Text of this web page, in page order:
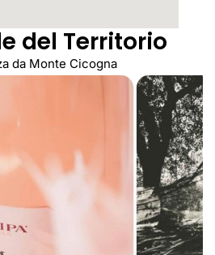
del Territorio
da Monte Cicogna